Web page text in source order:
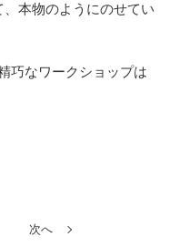
本物のようにのせてい
巧なワークショップは
次へ